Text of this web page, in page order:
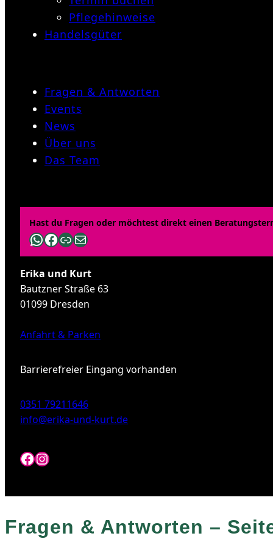
Pflegehinweise
Handelsgüter
Fragen & Antworten
Events
News
Über uns
Das Team
Hast du Fragen oder möchtest direkt einen
WhatsApp
Facebook
Link
E-Mail
Erika und Kurt
Bautzner Straße 63
01099 Dresden
Anfahrt & Parken
Barrierefreier Eingang vorhanden
0351 79211646
info@erika-und-kurt.de
Facebook
Instagram
Fragen & Antworten –